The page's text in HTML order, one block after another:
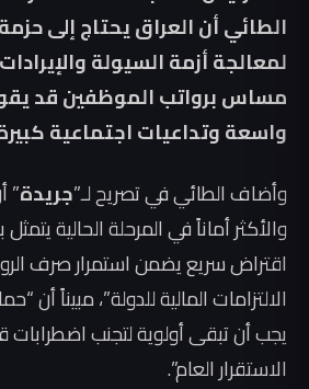
الطائي أن العراق يحتاج إلى
لمعالجة أزمة السيولة
مساس برواتب الموظفين قد
واسعة وتداعيات اجتماعية
وأضاف الطائي في تصريح لـ”جريدة”
والأكثر أماناً في المرحلة الحالية
اقتراض سريع يضمن استمرار صرف
الالتزامات المالية للدولة”، مبيناً أن
يجب أن تبقى أولوية لتجنب
الاستقرار العام”.